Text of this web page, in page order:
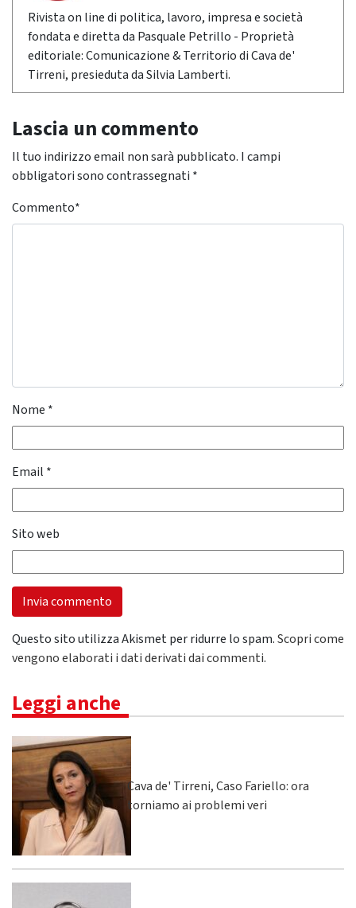
Rivista on line di politica, lavoro, impresa e società
fondata e diretta da Pasquale Petrillo - Proprietà
editoriale: Comunicazione & Territorio di Cava de'
Tirreni, presieduta da Silvia Lamberti.
Lascia un commento
Il tuo indirizzo email non sarà pubblicato. I campi
obbligatori sono contrassegnati *
Commento*
Nome *
Email *
Sito web
Questo sito utilizza Akismet per ridurre lo spam.Scopri come
vengono elaborati i dati derivati dai commenti.
Leggi anche
Cava de' Tirreni, Caso Fariello: ora
torniamo ai problemi veri